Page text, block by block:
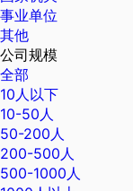
事业单位
其他
公司规模
全部
10人以下
10-50人
50-200人
200-500人
500-1000人